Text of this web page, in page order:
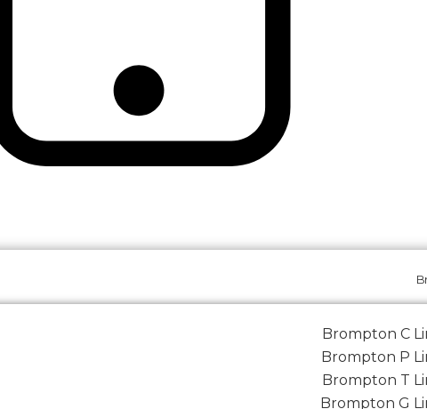
Brompton C
Brompton P
Brompton T
Brompton G